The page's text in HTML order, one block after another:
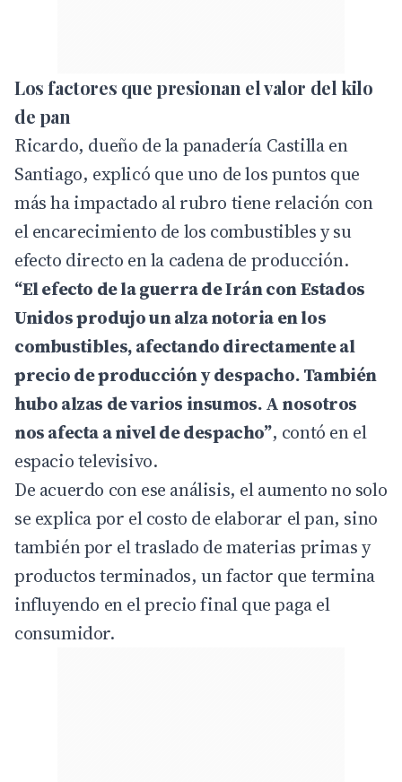
Los factores que presionan el valor del kilo
de pan
Ricardo, dueño de la panadería Castilla en
Santiago, explicó que uno de los puntos que
más ha impactado al rubro tiene relación con
el encarecimiento de los combustibles y su
efecto directo en la cadena de producción.
“El efecto de la guerra de Irán con Estados
Unidos produjo un alza notoria en los
combustibles, afectando directamente al
precio de producción y despacho. También
hubo alzas de varios insumos. A nosotros
nos afecta a nivel de despacho”, contó en el
espacio televisivo.
De acuerdo con ese análisis, el aumento no solo
se explica por el costo de elaborar el pan, sino
también por el traslado de materias primas y
productos terminados, un factor que termina
influyendo en el precio final que paga el
consumidor.